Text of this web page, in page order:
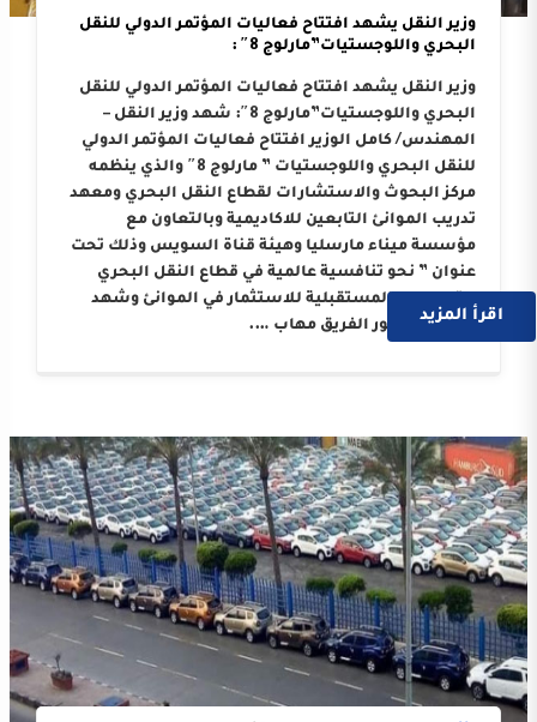
وزير النقل يشهد افتتاح فعاليات المؤتمر الدولي للنقل
البحري واللوجستيات”مارلوج 8″ :
وزير النقل يشهد افتتاح فعاليات المؤتمر الدولي للنقل
البحري واللوجستيات”مارلوج 8″: شهد وزير النقل –
المهندس/ كامل الوزير افتتاح فعاليات المؤتمر الدولي
للنقل البحري واللوجستيات ” مارلوج 8″ والذي ينظمه
مركز البحوث والاستشارات لقطاع النقل البحري ومعهد
تدريب الموانئ التابعين للاكاديمية وبالتعاون مع
مؤسسة ميناء مارسليا وهيئة قناة السويس وذلك تحت
عنوان ” نحو تنافسية عالمية في قطاع النقل البحري
التوجيهات المستقبلية للاستثمار في الموانئ وشهد
المؤتمر حضور الفريق مهاب ….
اقرأ المزيد